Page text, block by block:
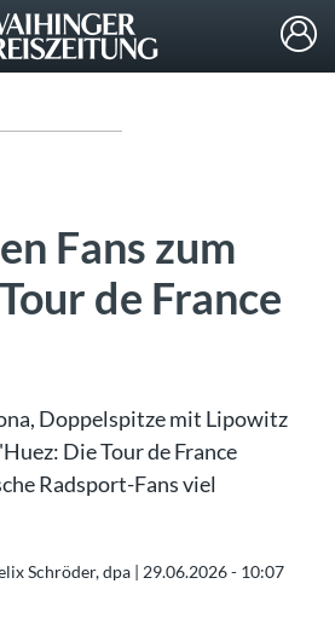
Fans zum
de France
Doppelspitze mit Lipowitz
Die Tour de France
Radsport-Fans viel
Schröder, dpa | 29.06.2026 - 10:07